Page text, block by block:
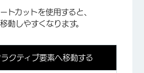
トカットを使用すると、
しやすくなります。
クティブ要素へ移動する